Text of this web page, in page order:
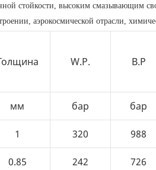
стойкости, высоким смазывающим
аэрокосмической отрасли,
W.P. B.P
мм бар бар
1 320 988
0.85 242 726